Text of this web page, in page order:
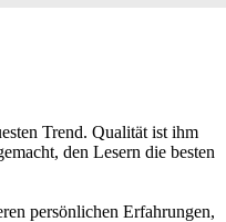
Trend. Qualität ist ihm
den Lesern die besten
persönlichen Erfahrungen,